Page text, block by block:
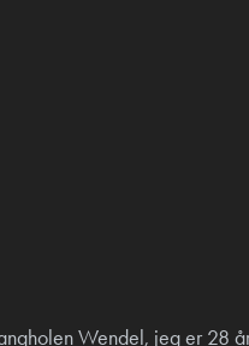
Wendel, jeg er 28